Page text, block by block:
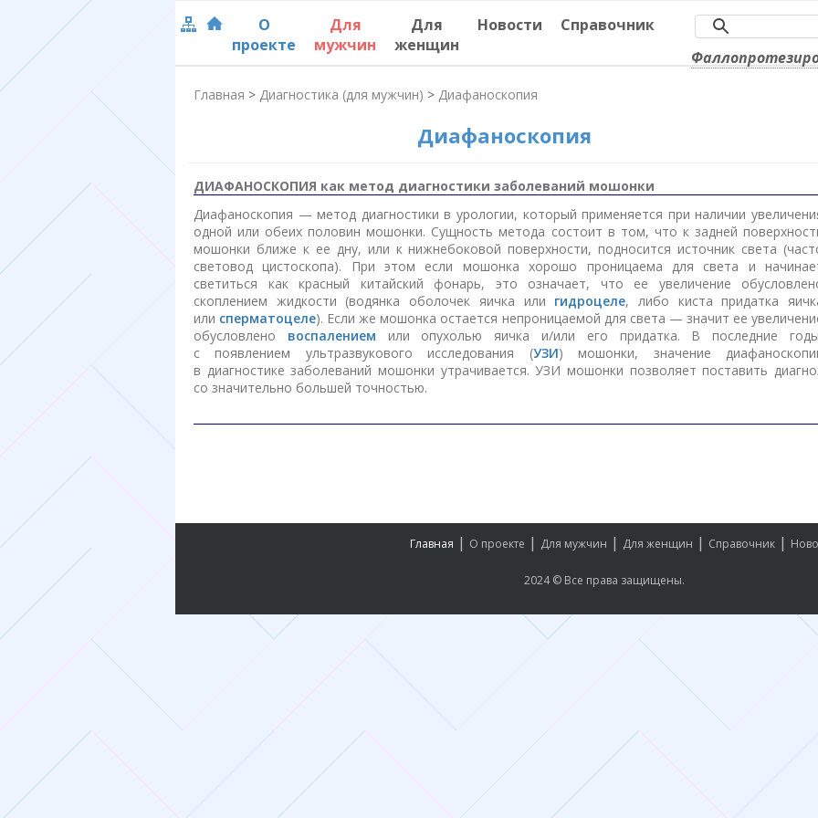
О
проекте
Для
мужчин
Для
женщин
Новости
Справочник
Главная > Диагностика (для мужчин) > Диафаноскопия
Диафаноскопия
ДИАФАНОСКОПИЯ как метод диагностики заболеваний мошонки
Диафаноскопия — метод диагностики в урологии, который применяется при наличии
одной или обеих половин мошонки. Сущность метода состоит в том, что к задней
мошонки ближе к ее дну, или к нижнебоковой поверхности, подносится источник света
световод цистоскопа). При этом если мошонка хорошо проницаема для света и
светиться как красный китайский фонарь, это означает, что ее увеличение
скоплением жидкости (водянка оболочек яичка или гидроцеле, либо киста придатка
или сперматоцеле). Если же мошонка остается непроницаемой для света — значит ее
обусловлено воспалением или опухолью яичка и/или его придатка. В последние
с появлением ультразвукового исследования (УЗИ) мошонки, значение
в диагностике заболеваний мошонки утрачивается. УЗИ мошонки позволяет поставить
со значительно большей точностью.
Главная | О проекте | Для мужчин | Для женщин | Справочник|
2024 © Все права защищены.